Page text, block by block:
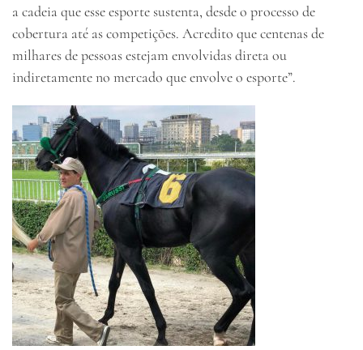
a cadeia que esse esporte sustenta, desde o processo de
cobertura até as competições. Acredito que centenas de
milhares de pessoas estejam envolvidas direta ou
indiretamente no mercado que envolve o esporte”.